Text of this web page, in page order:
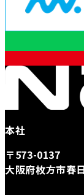
本社
〒573-0137
大阪府枚方市春